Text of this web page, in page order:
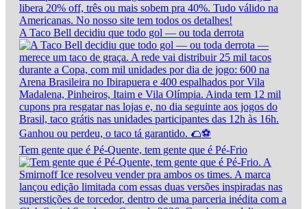
A Taco Bell decidiu que todo gol — ou toda derrota
Tem gente que é Pé-Quente, tem gente que é Pé-Frio